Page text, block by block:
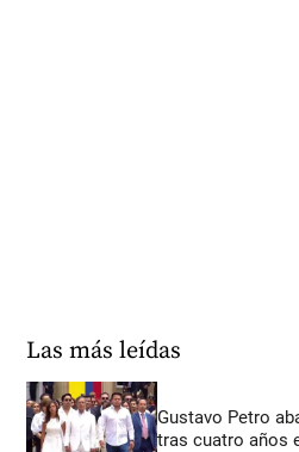
Las más leídas
Gustavo Petro
tras cuatro años